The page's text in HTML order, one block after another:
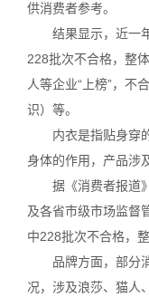
供消费者参考。
结果显示，近一年
228批次不合格，整
人等企业“上榜”，不
识）等。
内衣是指贴身穿的
身体的作用，产品涉
据《消费者报道》
及各省市级市场监督
中228批次不合格，
品牌方面，部分消
况，涉及浪莎、猫人